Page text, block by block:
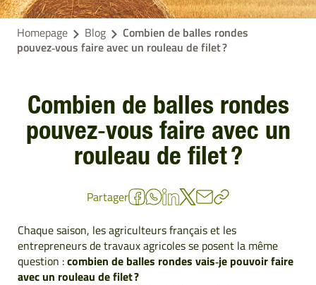
Homepage Blog
Combien de balles rondes
pouvez‑vous faire avec un rouleau de filet ?
Combien de balles rondes
pouvez‑vous faire avec un
rouleau de filet ?
Partager
Chaque saison, les agriculteurs français et les
entrepreneurs de travaux agricoles se posent la même
question :combien de balles rondes vais‑je pouvoir faire
avec un rouleau de filet ?